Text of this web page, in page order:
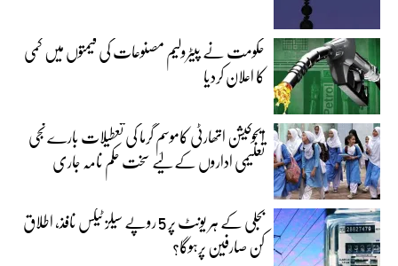
حکومت نے پیٹرولیم مصنوعات کی قیمتوں میں کمی
کا اعلان کردیا
ایجوکیشن اتھارٹی کاموسمِ گرما کی تعطیلات بارے نجی
تعلیمی اداروں کے لیے سخت حکم نامہ جاری
بجلی کے ہر یونٹ پر 5 روپے سیلز ٹیکس نافذ، اطلاق
کن صارفین پرہوگا؟